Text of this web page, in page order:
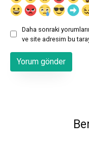
Daha sonraki
ve site adresim bu